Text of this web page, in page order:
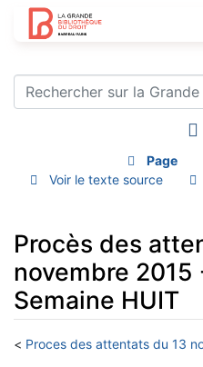
Page
Voir le texte source
Procès des
novembre
Semaine HUIT
< Proces des attentats du 13